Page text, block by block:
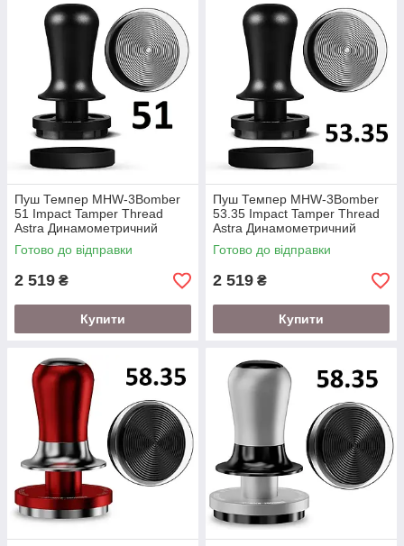
Пуш Темпер MHW-3Bomber
51 Impact Tamper Thread
Astra Динамометричний
Готово до відправки
2 519 ₴
Купити
Пуш Темпер MHW-3Bomber
53.35 Impact Tamper Thread
Astra Динамометричний
Готово до відправки
2 519 ₴
Купити